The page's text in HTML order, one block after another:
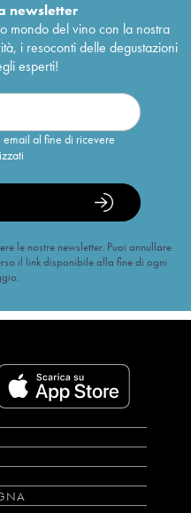
newsletter
mondo del vino con la nostra
i resoconti delle degustazioni
esperti!
al fine di ricevere
le nostre newsletter. Puoi annullare
il link disponibile alla fine di ogni